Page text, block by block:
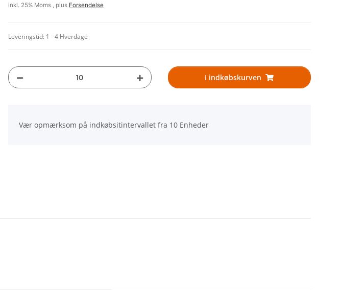
inkl. 25% Moms , plus Forsendelse
Leveringstid: 1 - 4 Hverdage
I indkøbskurven
Vær opmærksom på indkøbsitintervallet fra 10 Enheder